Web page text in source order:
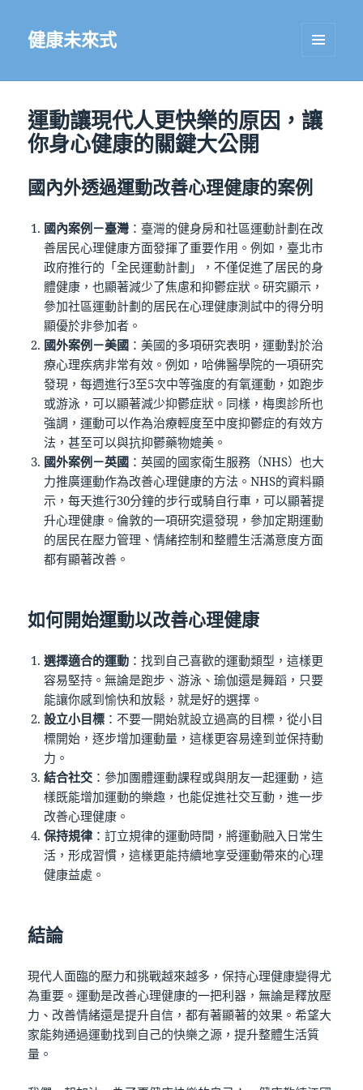
健康未來式
小工具
運動讓現代人更快樂的原因，讓
你身心健康的關鍵大公開
國內外透過運動改善心理健康的案例
國內案例－臺灣 ：臺灣的健身房和社區運動計劃在改
善居民心理健康方面發揮了重要作用。例如，臺北市
政府推行的「全民運動計劃」，不僅促進了居民的身
體健康，也顯著減少了焦慮和抑鬱症狀。研究顯示，
參加社區運動計劃的居民在心理健康測試中的得分明
顯優於非參加者。
國外案例－美國 ：美國的多項研究表明，運動對於治
療心理疾病非常有效。例如，哈佛醫學院的一項研究
發現，每週進行3至5次中等強度的有氧運動，如跑步
或游泳，可以顯著減少抑鬱症狀。同樣，梅奧診所也
強調，運動可以作為治療輕度至中度抑鬱症的有效方
法，甚至可以與抗抑鬱藥物媲美。
國外案例－英國 ：英國的國家衛生服務（NHS）也大
力推廣運動作為改善心理健康的方法。NHS的資料顯
示，每天進行30分鐘的步行或騎自行車，可以顯著提
升心理健康。倫敦的一項研究還發現，參加定期運動
的居民在壓力管理、情緒控制和整體生活滿意度方面
都有顯著改善。
如何開始運動以改善心理健康
選擇適合的運動 ：找到自己喜歡的運動類型，這樣更
容易堅持。無論是跑步、游泳、瑜伽還是舞蹈，只要
能讓你感到愉快和放鬆，就是好的選擇。
設立小目標 ：不要一開始就設立過高的目標，從小目
標開始，逐步增加運動量，這樣更容易達到並保持動
力。
結合社交 ：參加團體運動課程或與朋友一起運動，這
樣既能增加運動的樂趣，也能促進社交互動，進一步
改善心理健康。
保持規律 ：訂立規律的運動時間，將運動融入日常生
活，形成習慣，這樣更能持續地享受運動帶來的心理
健康益處。
結論
現代人面臨的壓力和挑戰越來越多，保持心理健康變得尤
為重要。運動是改善心理健康的一把利器，無論是釋放壓
力、改善情緒還是提升自信，都有著顯著的效果。希望大
家能夠通過運動找到自己的快樂之源，提升整體生活質
量。